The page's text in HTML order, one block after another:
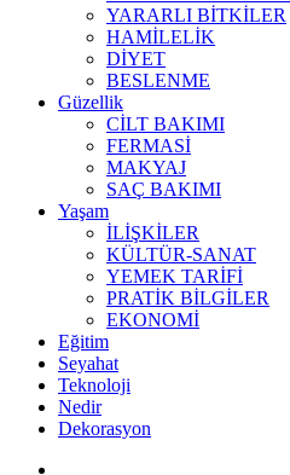
YARARLI BİTKİLER
HAMİLELİK
DİYET
BESLENME
Güzellik
CİLT BAKIMI
FERMASİ
MAKYAJ
SAÇ BAKIMI
Yaşam
İLİŞKİLER
KÜLTÜR-SANAT
YEMEK TARİFİ
PRATİK BİLGİLER
EKONOMİ
Eğitim
Seyahat
Teknoloji
Nedir
Dekorasyon